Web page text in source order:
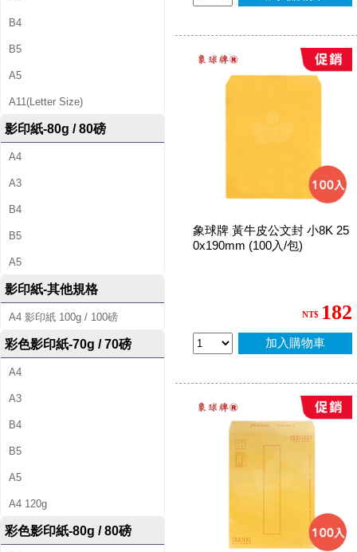
B4
B5
A5
A11(Letter Size)
影印紙-80g / 80磅
A4
A3
B4
B5
A5
影印紙-其他規格
A4 影印紙 100g / 100磅
彩色影印紙-70g / 70磅
A4
A3
B4
B5
A5
A4 120g
彩色影印紙-80g / 80磅
象球牌 黃牛皮公文封 小8K 25
0x190mm (100入/包)
NT$ 182
加入購物車